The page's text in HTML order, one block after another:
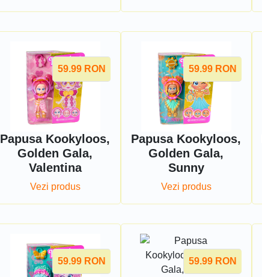
59.99 RON
Papusa Kookyloos,
Golden Gala,
Valentina
Vezi produs
59.99 RON
Papusa Kookyloos,
Golden Gala,
Sunny
Vezi produs
59.99 RON 59.99 RON